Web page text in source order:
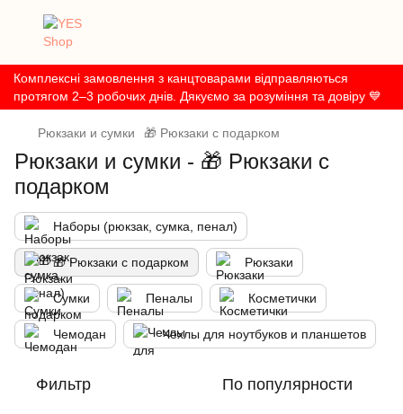
Комплексні замовлення з канцтоварами відправляються
протягом 2–3 робочих днів. Дякуємо за розуміння та довіру 💙
Рюкзаки и сумки 🎁 Рюкзаки с подарком
Рюкзаки и сумки - 🎁 Рюкзаки с
подарком
Наборы (рюкзак, сумка, пенал)
🎁 Рюкзаки с подарком Рюкзаки
Сумки Пеналы Косметички
Чемодан Чехлы для ноутбуков и планшетов
Фильтр По популярности